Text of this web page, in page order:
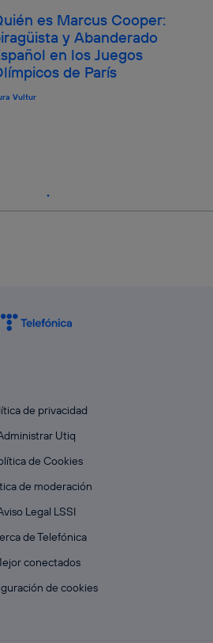
es Marcus Cooper:
y Abanderado
en los Juegos
de París
Vultur
de privacidad
Utiq
de Cookies
de moderación
Legal LSSI
de Telefónica
conectados
de cookies